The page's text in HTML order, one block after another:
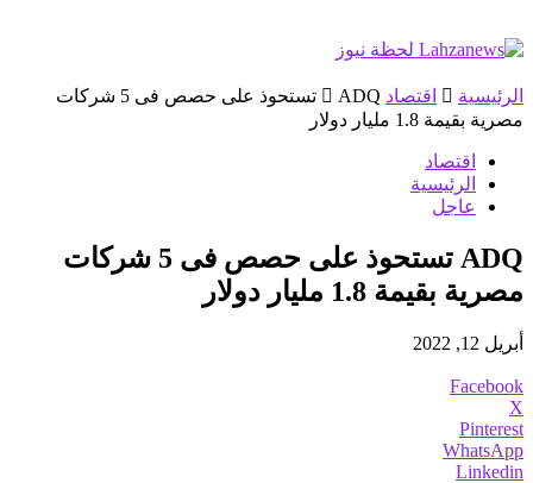
الرئيسية اقتصاد
ADQ تستحوذ على حصص فى 5 شركات
مصرية بقيمة 1.8 مليار دولار
اقتصاد
الرئيسية
عاجل
ADQ تستحوذ على حصص فى 5 شركات
مصرية بقيمة 1.8 مليار دولار
أبريل 12, 2022
Facebook
X
Pinterest
WhatsApp
Linkedin